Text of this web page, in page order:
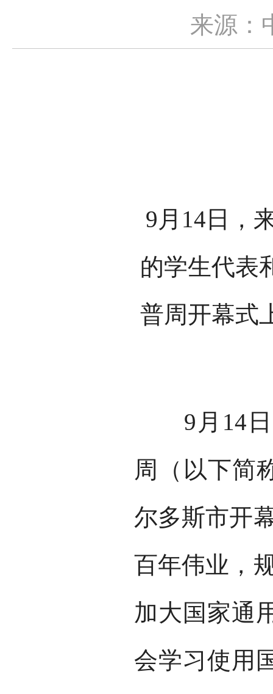
来源：
9月14日，
的学生代表
普周开幕式
9月14日
周（以下简
尔多斯市开
百年伟业，
加大国家通
会学习使用